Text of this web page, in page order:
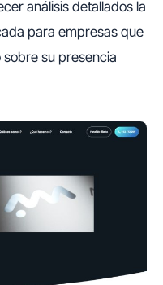
análisis detallados la
para empresas que
su presencia